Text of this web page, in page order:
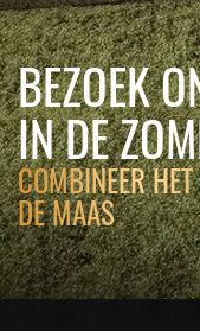
BEZOEK
IN DE
COMBINEER
DE MAAS